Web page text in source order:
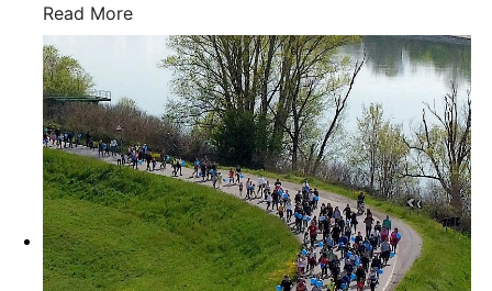
Read More